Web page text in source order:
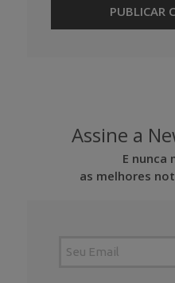
Assine a
E nunca
as melhores